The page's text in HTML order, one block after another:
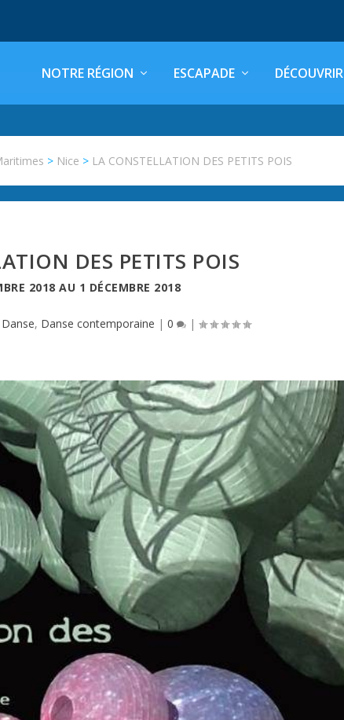
NOTRE RÉGION ESCAPADE DÉCOUVRIR
> Nice > LA CONSTELLATION DES PETITS POIS
DES PETITS POIS
2018 AU 1 DÉCEMBRE 2018
Danse, Danse contemporaine | 0 |